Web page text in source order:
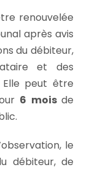
renouvelée
après avis
du débiteur,
et des
Elle peut être
6 moisde
le
débiteur, de